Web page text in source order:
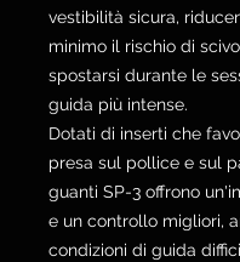
vestibilità sicura,
minimo il rischio di
spostarsi durante le
guida più intense.
Dotati di inserti che
presa sul pollice e sul
guanti SP-3 offrono
e un controllo migliori,
condizioni di guida